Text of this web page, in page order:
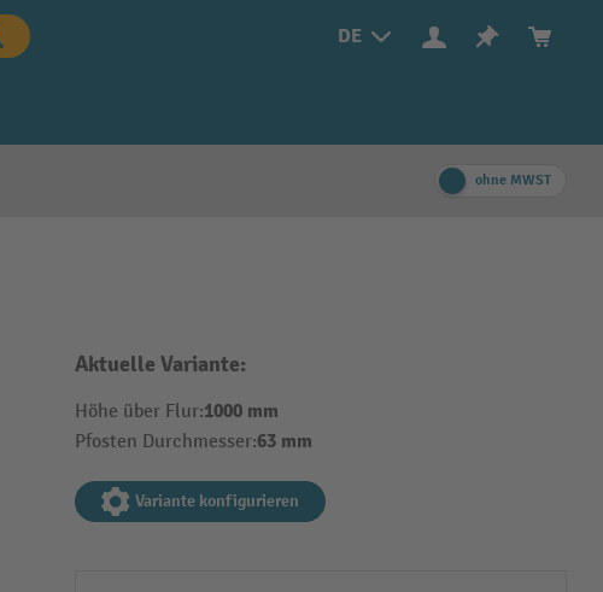
DE
ohne MWST
Aktuelle Variante:
Höhe über Flur:1000 mm
Pfosten Durchmesser:63 mm
Variante konfigurieren